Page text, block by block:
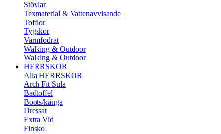
Stövlar
Texmaterial & Vattenavvisande
Tofflor
Tygskor
Varmfodrat
Walking & Outdoor
Walking & Outdoor
HERRSKOR
Alla HERRSKOR
Arch Fit Sula
Badtoffel
Boots/känga
Dressat
Extra Vid
Finsko